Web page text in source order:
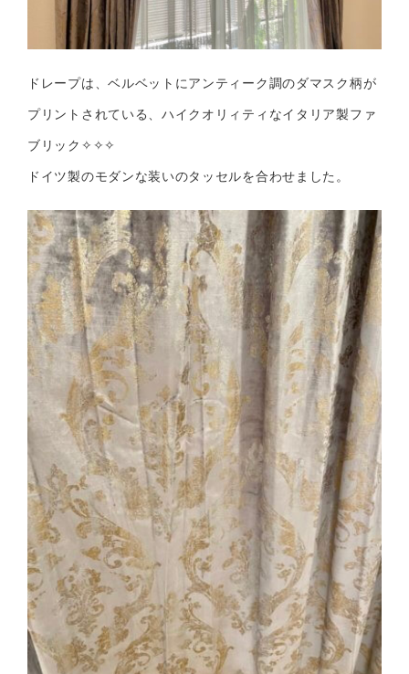
ドレープは、ベルベットにアンティーク調のダマスク柄が
プリントされている、ハイクオリィティなイタリア製ファ
ブリック✧✧✧
ドイツ製のモダンな装いのタッセルを合わせました。